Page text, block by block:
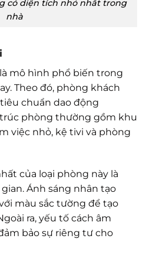
có diện tích nhỏ nhất trong
nhà
mô hình phổ biến trong
Theo đó, phòng khách
chuẩn dao động
trúc phòng thường gồm khu
việc nhỏ, kệ tivi và phòng
của loại phòng này là
Ánh sáng nhân tạo
màu sắc tường để tạo
ra, yếu tố cách âm
bảo sự riêng tư cho